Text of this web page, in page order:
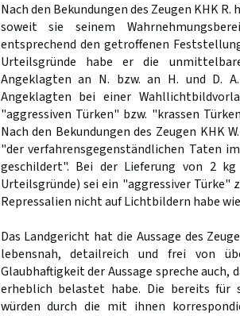
Nach den Bekundungen des Zeugen KHK
soweit sie seinem
entsprechend den getroffenen
Urteilsgründe habe er die
Angeklagten an N. bzw. an H. und D.
Angeklagten bei einer
"aggressiven Türken" bzw. "krassen
Nach den Bekundungen des Zeugen KHK
"der verfahrensgegenständlichen Taten
geschildert". Bei der Lieferung von 2
Urteilsgründe) sei ein "aggressiver Türke"
Repressalien nicht auf Lichtbildern habe
Das Landgericht hat die Aussage des
lebensnah, detailreich und frei von
Glaubhaftigkeit der Aussage spreche auch,
erheblich belastet habe. Die bereits für
würden durch die mit ihnen